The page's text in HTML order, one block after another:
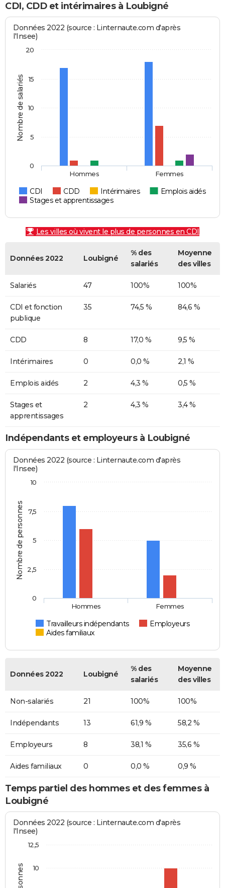
CDI, CDD et intérimaires à Loubigné
Nombre de salariés
Données 2022 (source : Linternaute.com d'après
l'Insee)
CDI CDD Intérimaires
Emplois aidés
Stages et apprentissages
Hommes Femmes
0
5
10
15
20
Les villes où vivent le plus de personnes en CDI
Données 2022 Loubigné
% des
salariés
Moyenne
des villes
Salariés 47 100% 100%
CDI et fonction
publique
35 74,5 % 84,6 %
CDD 8 17,0 % 9,5 %
Intérimaires 0 0,0 % 2,1 %
Emplois aidés 2 4,3 % 0,5 %
Stages et
apprentissages
2 4,3 % 3,4 %
Indépendants et employeurs à Loubigné
Nombre de personnes
Données 2022 (source : Linternaute.com d'après
l'Insee)
Travailleurs indépendants
Employeurs
Aides familiaux
Hommes Femmes
0
2,5
5
7,5
10
Données 2022 Loubigné
% des
salariés
Moyenne
des villes
Non-salariés 21 100% 100%
Indépendants 13 61,9 % 58,2 %
Employeurs 8 38,1 % 35,6 %
Aides familiaux 0 0,0 % 0,9 %
Temps partiel des hommes et des femmes à
Loubigné
Données 2022 (source : Linternaute.com d'après
l'Insee)
10
12,5